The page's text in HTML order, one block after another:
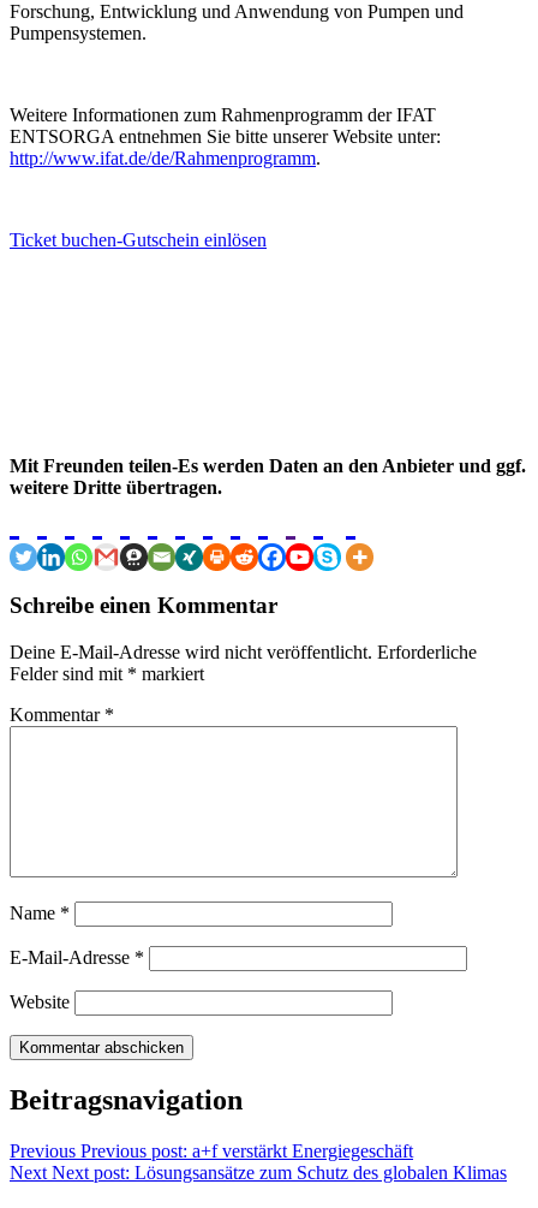
Forschung, Entwicklung und Anwendung von Pumpen und
Pumpensystemen.
Weitere Informationen zum Rahmenprogramm der IFAT
ENTSORGA entnehmen Sie bitte unserer Website unter:
http://www.ifat.de/de/Rahmenprogramm.
Ticket buchen-Gutschein einlösen
Mit Freunden teilen-Es werden Daten an den Anbieter und ggf.
weitere Dritte übertragen.
Schreibe einen Kommentar
Deine E-Mail-Adresse wird nicht veröffentlicht. Erforderliche
Felder sind mit * markiert
Kommentar *
Name *
E-Mail-Adresse *
Website
Beitragsnavigation
Previous Previous post: a+f verstärkt Energiegeschäft
Next Next post: Lösungsansätze zum Schutz des globalen Klimas